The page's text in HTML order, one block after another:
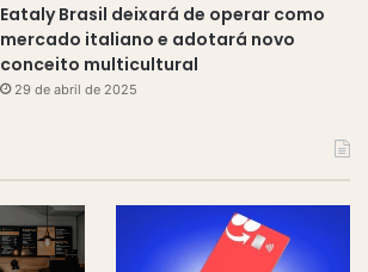
Eataly Brasil deixará de operar como
mercado italiano e adotará novo
conceito multicultural
29 de abril de 2025